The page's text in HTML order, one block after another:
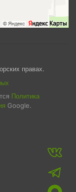
правах.
Политика
Google.